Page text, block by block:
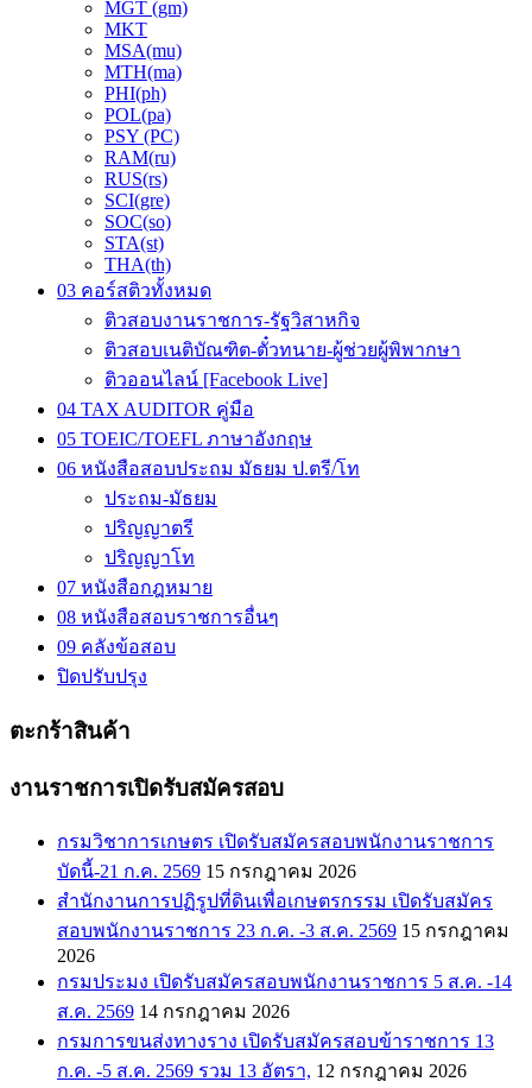
MGT (gm)
MKT
MSA(mu)
MTH(ma)
PHI(ph)
POL(pa)
PSY (PC)
RAM(ru)
RUS(rs)
SCI(gre)
SOC(so)
STA(st)
THA(th)
03 คอร์สติวทั้งหมด
ติวสอบงานราชการ-รัฐวิสาหกิจ
ติวสอบเนติบัณฑิต-ตั๋วทนาย-ผู้ช่วยผู้พิพากษา
ติวออนไลน์ [Facebook Live]
04 TAX AUDITOR คู่มือ
05 TOEIC/TOEFL ภาษาอังกฤษ
06 หนังสือสอบประถม มัธยม ป.ตรี/โท
ประถม-มัธยม
ปริญญาตรี
ปริญญาโท
07 หนังสือกฎหมาย
08 หนังสือสอบราชการอื่นๆ
09 คลังข้อสอบ
ปิดปรับปรุง
ตะกร้าสินค้า
งานราชการเปิดรับสมัครสอบ
กรมวิชาการเกษตร เปิดรับสมัครสอบพนักงานราชการ
บัดนี้-21 ก.ค. 2569 15 กรกฎาคม 2026
สำนักงานการปฏิรูปที่ดินเพื่อเกษตรกรรม เปิดรับสมัคร
สอบพนักงานราชการ 23 ก.ค. -3 ส.ค. 2569 15 กรกฎาคม
2026
กรมประมง เปิดรับสมัครสอบพนักงานราชการ 5 ส.ค. -14
ส.ค. 2569 14 กรกฎาคม 2026
กรมการขนส่งทางราง เปิดรับสมัครสอบข้าราชการ 13
ก.ค. -5 ส.ค. 2569 รวม 13 อัตรา, 12 กรกฎาคม 2026